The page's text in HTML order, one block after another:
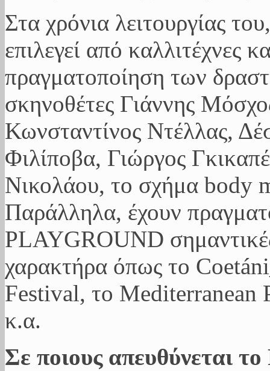
Στα χρόνια λειτουργίας
επιλεγεί από καλλιτέχνες
πραγματοποίηση των
σκηνοθέτες Γιάννης
Κωνσταντίνος Ντέλλας,
Φιλίποβα, Γιώργος
Νικολάου, το σχήμα body
Παράλληλα, έχουν
PLAYGROUND
χαρακτήρα όπως το
Festival, το Mediterranean
κ.α.
Σε ποιους απευθύνεται